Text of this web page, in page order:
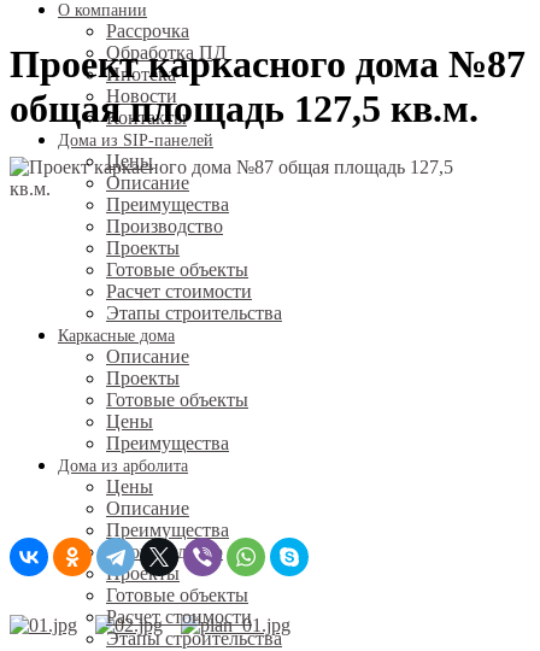
О компании
Рассрочка
Обработка ПД
Ипотека
Новости
Контакты
Дома из SIP-панелей
Цены
Описание
Преимущества
Производство
Проекты
Готовые объекты
Расчет стоимости
Этапы строительства
Каркасные дома
Описание
Проекты
Готовые объекты
Цены
Преимущества
Дома из арболита
Цены
Описание
Преимущества
Производство
Проекты
Готовые объекты
Расчет стоимости
Этапы строительства
Проект каркасного дома №87
общая площадь 127,5 кв.м.